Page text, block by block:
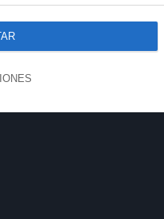
clic en el botón
página web.